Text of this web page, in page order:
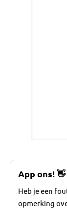
App ons!👋
Heb je een
opmerking